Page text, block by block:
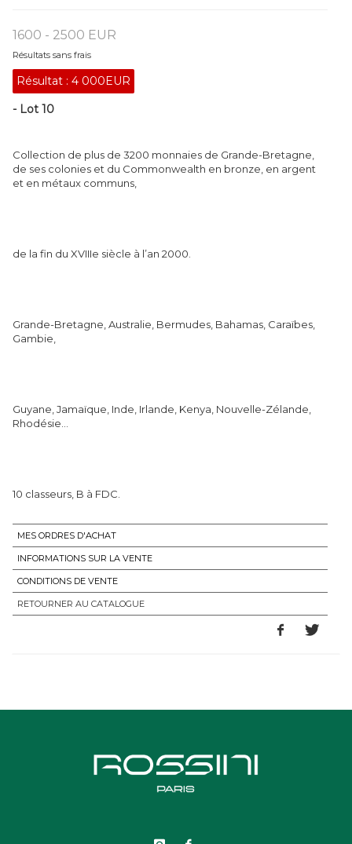
1600 - 2500 EUR
Résultats sans frais
Résultat : 4 000EUR
- Lot 10
Collection de plus de 3200 monnaies de Grande-Bretagne,
de ses colonies et du Commonwealth en bronze, en argent
et en métaux communs,
de la fin du XVIIIe siècle à l’an 2000.
Grande-Bretagne, Australie, Bermudes, Bahamas, Caraïbes,
Gambie,
Guyane, Jamaïque, Inde, Irlande, Kenya, Nouvelle-Zélande,
Rhodésie...
MES ORDRES D'ACHAT
INFORMATIONS SUR LA VENTE
CONDITIONS DE VENTE
RETOURNER AU CATALOGUE